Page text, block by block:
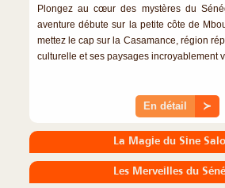
Plongez au cœur des mystères du
aventure débute sur la petite côte de
mettez le cap sur la Casamance, région
culturelle et ses paysages incroyablement
En détail ≻
La Magie du Sine
Les Merveilles du